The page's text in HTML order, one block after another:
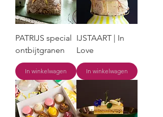
PATRIJS special
ontbijtgranen
In winkelwagen
IJSTAART | In
Love
In winkelwagen